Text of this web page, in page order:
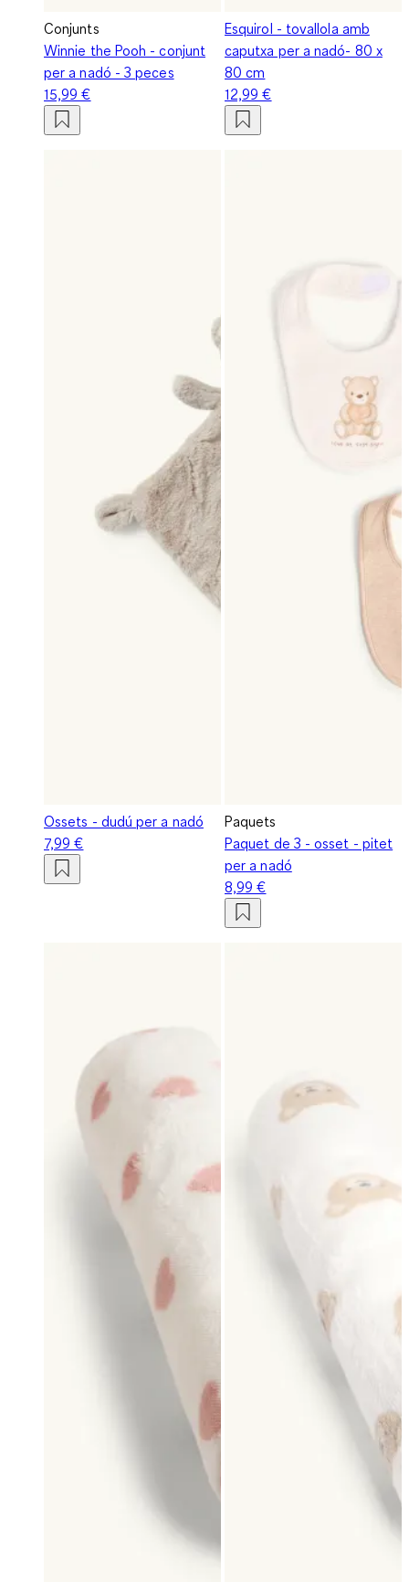
Conjunts
Winnie the Pooh - conjunt
per a nadó - 3 peces
15,99 €
Esquirol - tovallola amb
caputxa per a nadó- 80 x
80 cm
12,99 €
Ossets - dudú per a nadó
7,99 €
Paquets
Paquet de 3 - osset - pitet
per a nadó
8,99 €